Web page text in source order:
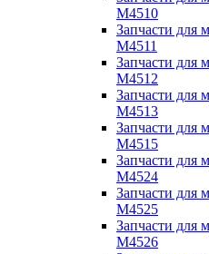
M4510
Запчасти для
M4511
Запчасти для
M4512
Запчасти для
M4513
Запчасти для
M4515
Запчасти для
M4524
Запчасти для
M4525
Запчасти для
M4526